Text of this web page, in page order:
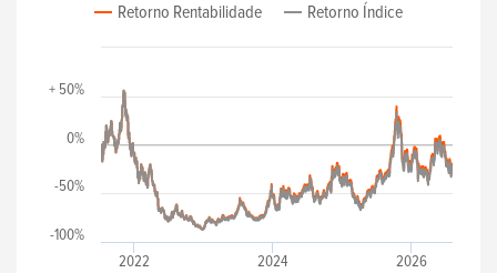
2022 2024 2026
-100%
-50%
0%
+ 50%
Retorno Rentabilidade Retorno Índice